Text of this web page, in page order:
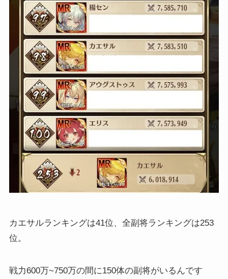
カエサルランキングは41位、全副将ランキングは253
位。
戦力600万~750万の間に150体の副将がいるんです